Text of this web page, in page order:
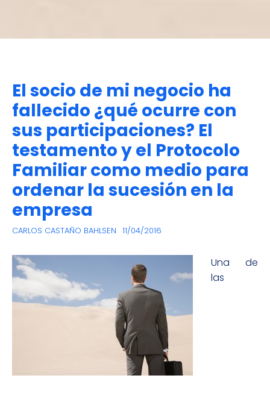
El socio de mi negocio ha
fallecido ¿qué ocurre con
sus participaciones? El
testamento y el Protocolo
Familiar como medio para
ordenar la sucesión en la
empresa
CARLOS CASTAÑO BAHLSEN 11/04/2016
Una de
las